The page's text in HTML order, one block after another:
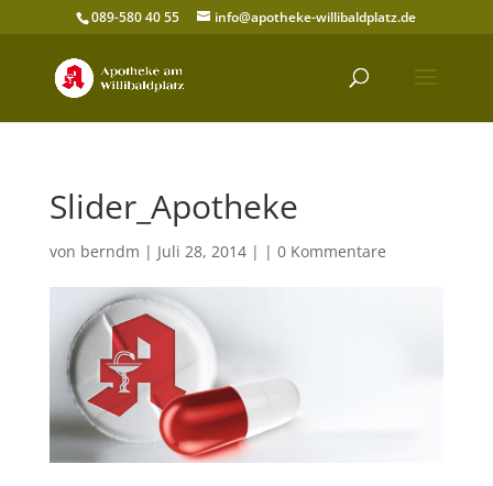
089-580 40 55 info@apotheke-willibaldplatz.de
Slider_Apotheke
von berndm | Juli 28, 2014 | | 0 Kommentare